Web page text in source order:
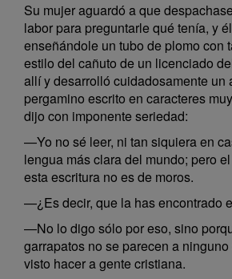
Su mujer aguardó a que
labor para preguntarle qué tenía, y
enseñándole un tubo de plomo con
estilo del cañuto de un licenciado
allí y desarrolló cuidadosamente un
pergamino escrito en caracteres
dijo con imponente seriedad:
—Yo no sé leer, ni tan siquiera en
lengua más clara del mundo; pero
esta escritura no es de moros.
—¿Es decir, que la has encontrado
—No lo digo sólo por eso, sino
garrapatos no se parecen a
visto hacer a gente cristiana.